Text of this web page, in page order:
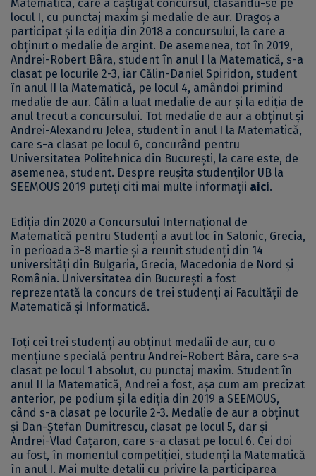
Matematică, care a câștigat concursul, clasându-se pe
locul I, cu punctaj maxim și medalie de aur. Dragoș a
participat și la ediția din 2018 a concursului, la care a
obținut o medalie de argint. De asemenea, tot în 2019,
Andrei-Robert Bâra, student în anul I la Matematică, s-a
clasat pe locurile 2-3, iar Călin-Daniel Spiridon, student
în anul II la Matematică, pe locul 4, amândoi primind
medalie de aur. Călin a luat medalie de aur și la ediția de
anul trecut a concursului. Tot medalie de aur a obținut și
Andrei-Alexandru Jelea, student în anul I la Matematică,
care s-a clasat pe locul 6, concurând pentru
Universitatea Politehnica din București, la care este, de
asemenea, student. Despre reușita studenților UB la
SEEMOUS 2019 puteți citi mai multe informații aici.
Ediția din 2020 a Concursului Internațional de
Matematică pentru Studenți a avut loc în Salonic, Grecia,
în perioada 3-8 martie și a reunit studenți din 14
universități din Bulgaria, Grecia, Macedonia de Nord și
România. Universitatea din București a fost
reprezentată la concurs de trei studenți ai Facultății de
Matematică și Informatică.
Toți cei trei studenți au obținut medalii de aur, cu o
mențiune specială pentru Andrei-Robert Bâra, care s-a
clasat pe locul 1 absolut, cu punctaj maxim. Student în
anul II la Matematică, Andrei a fost, așa cum am precizat
anterior, pe podium și la ediția din 2019 a SEEMOUS,
când s-a clasat pe locurile 2-3. Medalie de aur a obținut
și Dan-Ștefan Dumitrescu, clasat pe locul 5, dar și
Andrei-Vlad Cațaron, care s-a clasat pe locul 6. Cei doi
au fost, în momentul competiției, studenți la Matematică
în anul I. Mai multe detalii cu privire la participarea